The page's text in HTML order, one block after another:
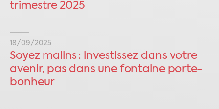
trimestre 2025
18/09/2025
Soyez malins : investissez dans votre
avenir, pas dans une fontaine porte-
bonheur